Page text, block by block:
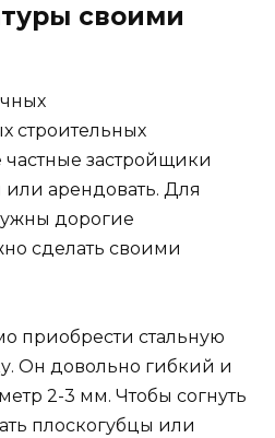
своими
строительных
частные застройщики
или арендовать. Для
дорогие
сделать своими
приобрести стальную
Он довольно гибкий и
2-3 мм. Чтобы согнуть
плоскогубцы или